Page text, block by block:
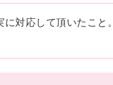
に対応して頂いたこと